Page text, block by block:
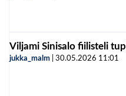
Viljami Sinisalo fiilisteli
jukka_malm 30.05.2026 11:01